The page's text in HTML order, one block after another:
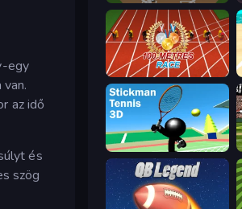
egy
az idő
és
szög
100 Meters Race
Stickman Tennis 3D